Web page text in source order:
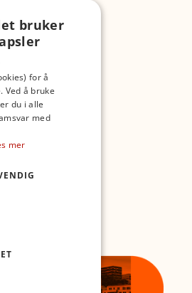
bruker
for å
Ved å bruke
du i alle
med
mer